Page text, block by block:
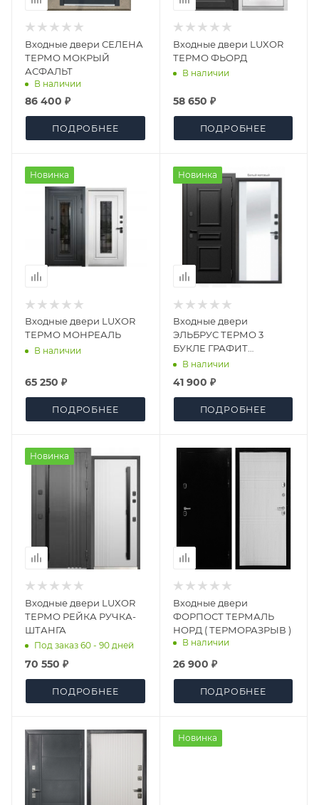
Входные двери СЕЛЕНА
ТЕРМО МОКРЫЙ
АСФАЛЬТ
В наличии
86 400 ₽
ПОДРОБНЕЕ
Входные двери LUXOR
ТЕРМО ФЬОРД
В наличии
58 650 ₽
ПОДРОБНЕЕ
Новинка
Входные двери LUXOR
ТЕРМО МОНРЕАЛЬ
В наличии
65 250 ₽
ПОДРОБНЕЕ
Новинка
Входные двери
ЭЛЬБРУС ТЕРМО 3
БУКЛЕ ГРАФИТ
ЗЕРКАЛО
В наличии
41 900 ₽
ПОДРОБНЕЕ
Новинка
Входные двери LUXOR
ТЕРМО РЕЙКА РУЧКА-
ШТАНГА
Под заказ 60 - 90 дней
70 550 ₽
ПОДРОБНЕЕ
Входные двери
ФОРПОСТ ТЕРМАЛЬ
НОРД ( ТЕРМОРАЗРЫВ )
В наличии
26 900 ₽
ПОДРОБНЕЕ
Новинка